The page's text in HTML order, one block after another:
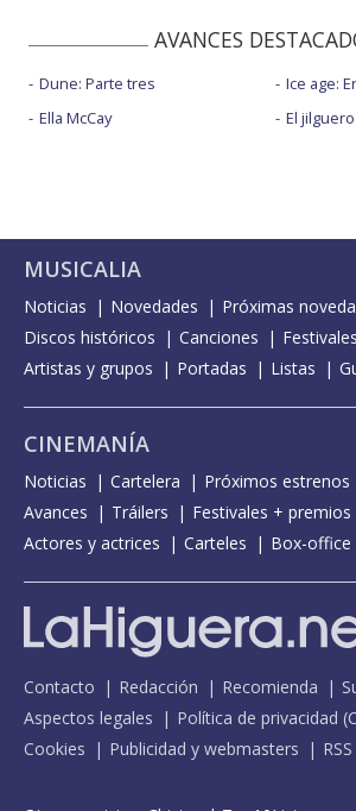
AVANCES
Dune: Parte tres
Ella McCay
Ice age:
El jilguero
MUSICALIA
Noticias Novedades
Próximas
Discos históricos
Canciones Festivales
Artistas y grupos
Portadas Listas
CINEMANÍA
Noticias Cartelera Próximos estrenos
Avances
Tráilers
Festivales + premios
Actores y actrices
Carteles Box-office
Contacto Redacción Recomienda
Aspectos legales
Política de privacidad (
Cookies
Publicidad y webmasters RSS